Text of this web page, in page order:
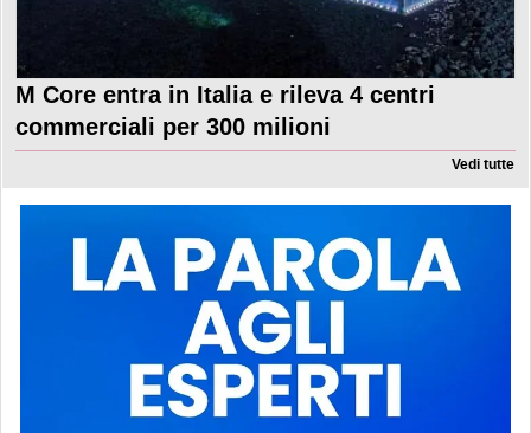
M Core entra in Italia e rileva 4 centri
commerciali per 300 milioni
Vedi tutte